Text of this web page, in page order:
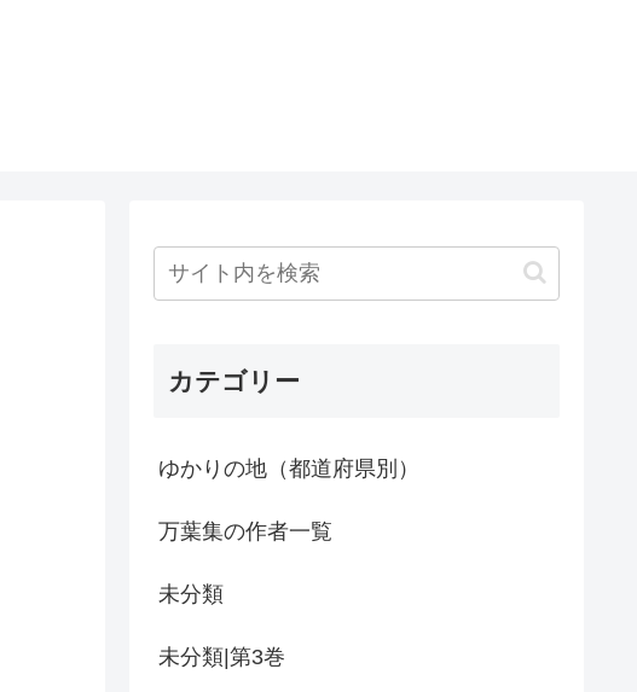
カテゴリー
ゆかりの地（都道府県別）
万葉集の作者一覧
未分類
未分類|第3巻